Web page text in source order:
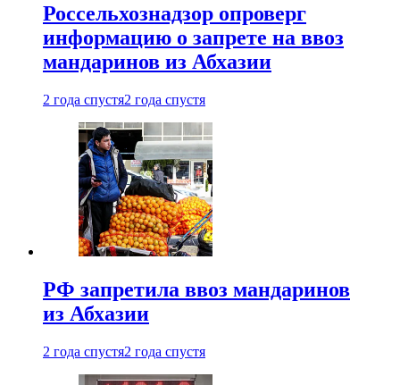
Россельхознадзор опроверг
информацию о запрете на ввоз
мандаринов из Абхазии
2 года спустя2 года спустя
РФ запретила ввоз мандаринов
из Абхазии
2 года спустя2 года спустя